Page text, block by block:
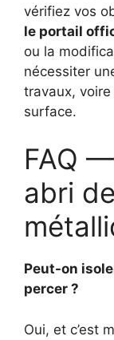
vérifiez vos
le portail
ou la
nécessiter
travaux,
surface.
FAQ
abri
Peut-on
percer ?
Oui, et c’est